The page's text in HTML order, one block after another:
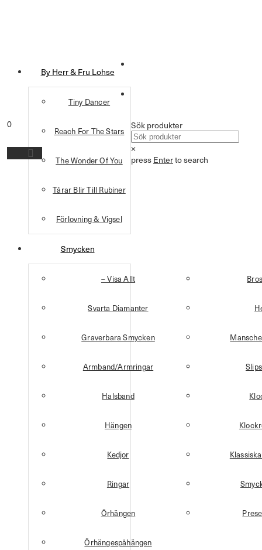
By Herr & Fru Lohse
Tiny Dancer
Reach For The Stars
The Wonder Of You
Tårar Blir Till Rubiner
Förlovning & Vigsel
Smycken
– Visa Allt
Svarta Diamanter
Graverbara Smycken
Armband/Armringar
Halsband
Hängen
Kedjor
Ringar
Örhängen
Örhängespåhängen
0 Sök produkter
×
press Enterto search